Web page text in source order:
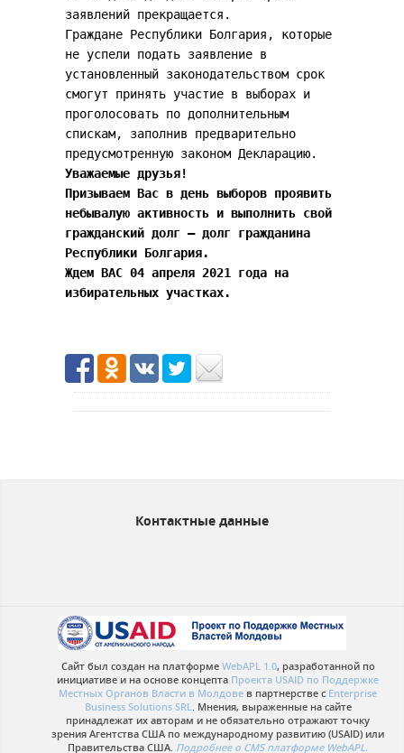
заявлений прекращается.
Граждане Республики Болгария, которые
не успели подать заявление в
установленный законодательством срок
смогут принять участие в выборах и
проголосовать по дополнительным
спискам, заполнив предварительно
предусмотренную законом Декларацию.
Уважаемые друзья!
Призываем Вас в день выборов проявить
небывалую активность и выполнить свой
гражданский долг – долг гражданина
Республики Болгария.
Ждем ВАС 04 апреля 2021 года на
избирательных участках.
Контактные данные
Сайт был создан на платформе WebAPL 1.0, разработанной по
инициативе и на основе концепта Проекта USAID по Поддержке
Местных Органов Власти в Молдове в партнерстве с Enterprise
Business Solutions SRL. Мнения, выраженные на сайте
принадлежат их авторам и не обязательно отражают точку
зрения Агентства США по международному развитию (USAID) или
Правительства США. Подробнее о CMS платформе WebAPL.